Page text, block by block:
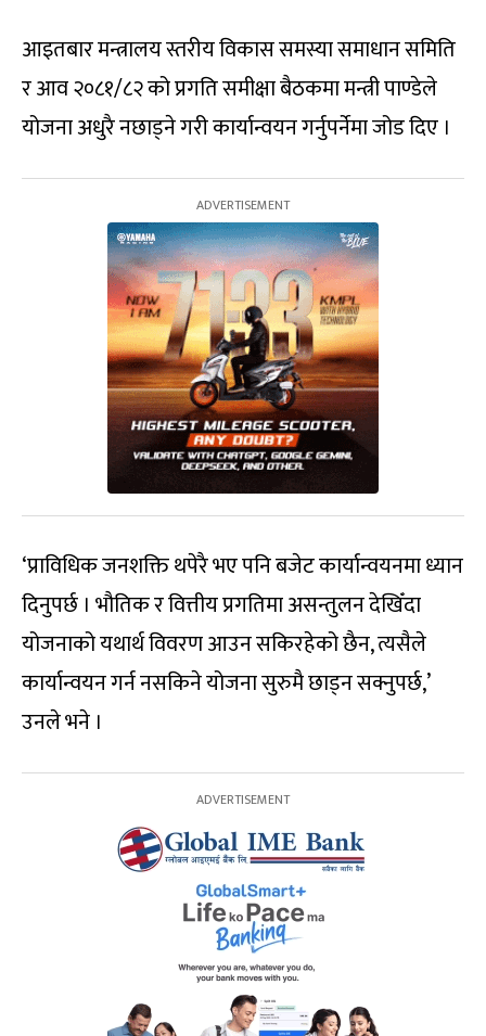
आइतबार मन्त्रालय स्तरीय विकास समस्या समाधान समिति
र आव २०८१/८२ को प्रगति समीक्षा बैठकमा मन्त्री पाण्डेले
योजना अधुरै नछाड्ने गरी कार्यान्वयन गर्नुपर्नेमा जोड दिए ।
‘प्राविधिक जनशक्ति थपेरै भए पनि बजेट कार्यान्वयनमा ध्यान
दिनुपर्छ । भौतिक र वित्तीय प्रगतिमा असन्तुलन देखिँदा
योजनाको यथार्थ विवरण आउन सकिरहेको छैन, त्यसैले
कार्यान्वयन गर्न नसकिने योजना सुरुमै छाड्न सक्नुपर्छ,’
उनले भने ।